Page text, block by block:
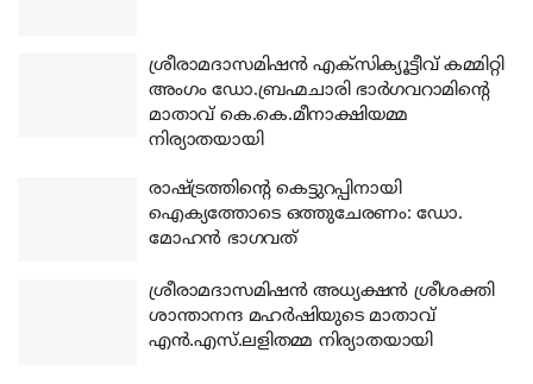
ശ്രീരാമദാസമിഷന്‍ എക്‌സിക്യൂട്ടീവ് കമ്മിറ്റി
അംഗം ഡോ.ബ്രഹ്മചാരി ഭാര്‍ഗവറാമിന്റെ
മാതാവ് കെ.കെ.മീനാക്ഷിയമ്മ
നിര്യാതയായി
രാഷ്ട്രത്തിന്റെ കെട്ടുറപ്പിനായി
ഐക്യത്തോടെ ഒത്തുചേരണം: ഡോ.
മോഹന്‍ ഭാഗവത്
ശ്രീരാമദാസമിഷന്‍ അധ്യക്ഷന്‍ ശ്രീശക്തി
ശാന്താനന്ദ മഹര്‍ഷിയുടെ മാതാവ്
എന്‍.എസ്.ലളിതമ്മ നിര്യാതയായി